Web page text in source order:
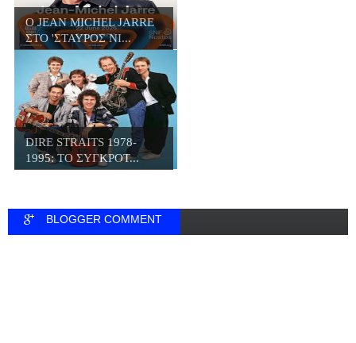
Ο JΕΑN MICHEL JARRE
ΣΤΟ 'ΣΤΑΥΡΟΣ ΝΙ...
DIRE STRAITS 1978-
1995: ΤΟ ΣΥΓΚΡΟΤ...
BLOGGER COMMENT